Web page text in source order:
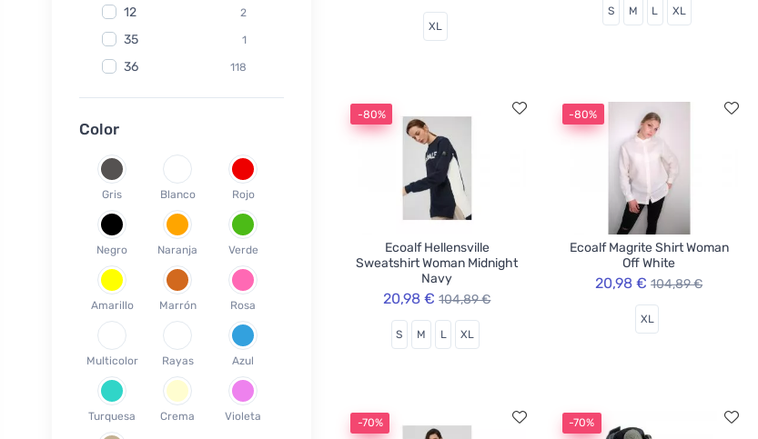
Officina Naturae 6
OnlyBio 1
Endles by Econea 3
Pinke Welle 3
1
Jack n Jill 35
5
1
Circular Cup 1
Neobotanics 17
12 2
35 1
36 118
37
40 58
65
42 35
43 26
44
45 18
46
XS 3
S
M 40
Color
Gris Blanco Rojo
Negro Naranja Verde
Amarillo Marrón Rosa
Multicolor Rayas Azul
Turquesa Crema Violeta
XL
S M L XL
-80%
Ecoalf Hellensville
Sweatshirt Woman Midnight
Navy
20,98 € 104,89 €
S M L XL
-80%
Ecoalf Magrite Shirt Woman
Off White
20,98 € 104,89 €
XL
-70% -70%